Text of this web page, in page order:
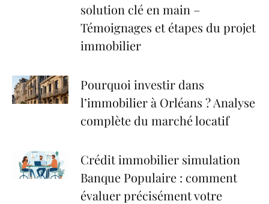
solution clé en main –
Témoignages et étapes du projet
immobilier
Pourquoi investir dans
l’immobilier à Orléans ? Analyse
complète du marché locatif
Crédit immobilier simulation
Banque Populaire : comment
évaluer précisément votre